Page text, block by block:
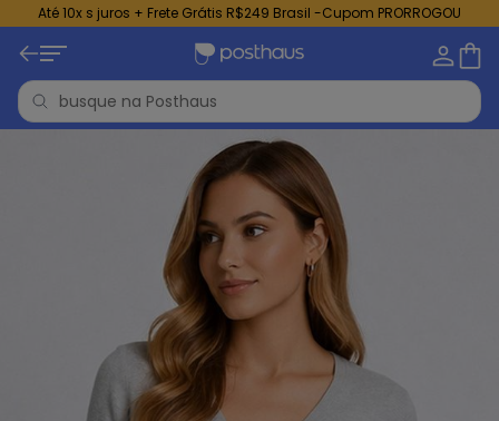
Até 10x s juros + Frete Grátis R$249 Brasil -Cupom PRORROGOU